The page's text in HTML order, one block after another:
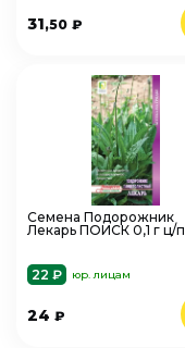
31,50 ₽
Семена Подорожник
Лекарь ПОИСК 0,1 г ц/п
22 ₽ юр. лицам
24 ₽